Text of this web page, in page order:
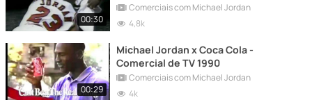
00:30
Comerciais com Michael Jordan
4,8k
00:29
Michael Jordan x Coca Cola -
Comercial de TV 1990
Comerciais com Michael Jordan
4k